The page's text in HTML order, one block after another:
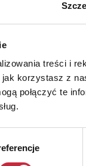
treści i
korzystasz z
połączyć te